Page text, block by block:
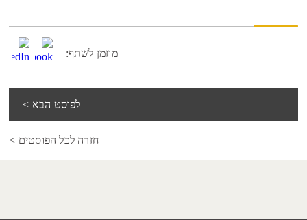
מוזמן לשתף:
לפוסט הבא >
חזרה לכל הפוסטים >